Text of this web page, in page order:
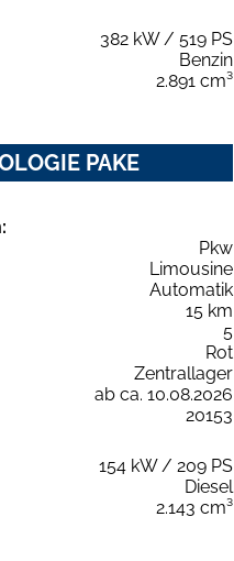
382 kW / 519 PS
Benzin
2.891 cm³
PAKE
Pkw
Limousine
Automatik
15 km
5
Rot
Zentrallager
ab ca. 10.08.2026
20153
154 kW / 209 PS
Diesel
2.143 cm³